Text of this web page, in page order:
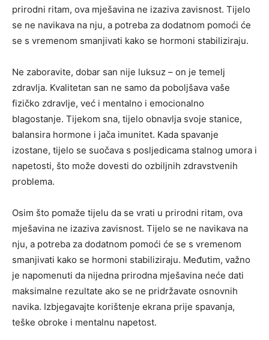
prirodni ritam, ova mješavina ne izaziva zavisnost. Tijelo
se ne navikava na nju, a potreba za dodatnom pomoći će
se s vremenom smanjivati kako se hormoni stabiliziraju.
Ne zaboravite, dobar san nije luksuz – on je temelj
zdravlja. Kvalitetan san ne samo da poboljšava vaše
fizičko zdravlje, već i mentalno i emocionalno
blagostanje. Tijekom sna, tijelo obnavlja svoje stanice,
balansira hormone i jača imunitet. Kada spavanje
izostane, tijelo se suočava s posljedicama stalnog umora i
napetosti, što može dovesti do ozbiljnih zdravstvenih
problema.
Osim što pomaže tijelu da se vrati u prirodni ritam, ova
mješavina ne izaziva zavisnost. Tijelo se ne navikava na
nju, a potreba za dodatnom pomoći će se s vremenom
smanjivati kako se hormoni stabiliziraju. Međutim, važno
je napomenuti da nijedna prirodna mješavina neće dati
maksimalne rezultate ako se ne pridržavate osnovnih
navika. Izbjegavajte korištenje ekrana prije spavanja,
teške obroke i mentalnu napetost.